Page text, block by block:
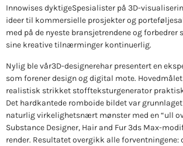
Innowises dyktigeSpesialister på 3D-
ideer til kommersielle prosjekter og
med på de nyeste bransjetrendene og forbedrer
sine kreative tilnærminger kontinuerlig.
Nylig ble vår3D-designerehar presentert en
som forener design og digital mote.
realistisk strikket stoffteksturgenerator
Det hardkantede romboide bildet var
naturlig virkelighetsnært mønster med en “ull
Substance Designer, Hair and Fur 3ds Max-
render. Resultatet overgikk alle forventningene: